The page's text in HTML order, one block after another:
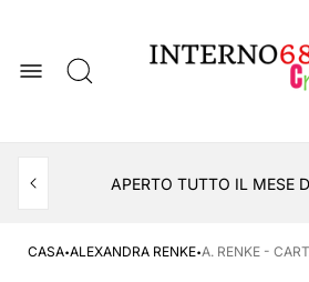
del
APERTO TUTTO IL MESE
CASA·ALEXANDRA RENKE·A. RENKE -